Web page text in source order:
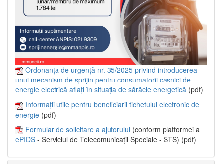
Ordonanța de urgență nr. 35/2025 privind introducerea
unui mecanism de sprijin pentru consumatorii casnici de
energie electrică aflați în situația de sărăcie energetică (pdf)
Informații utile pentru beneficiarii tichetului electronic de
energie (pdf)
Formular de solicitare a ajutorului (conform platformei a
ePIDS - Serviciul de Telecomunicații Speciale - STS) (pdf)